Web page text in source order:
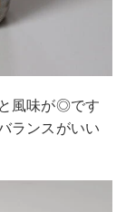
風味が◎です
ランスがいい